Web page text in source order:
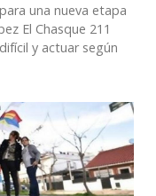
una nueva etapa
El Chasque 211
y actuar según